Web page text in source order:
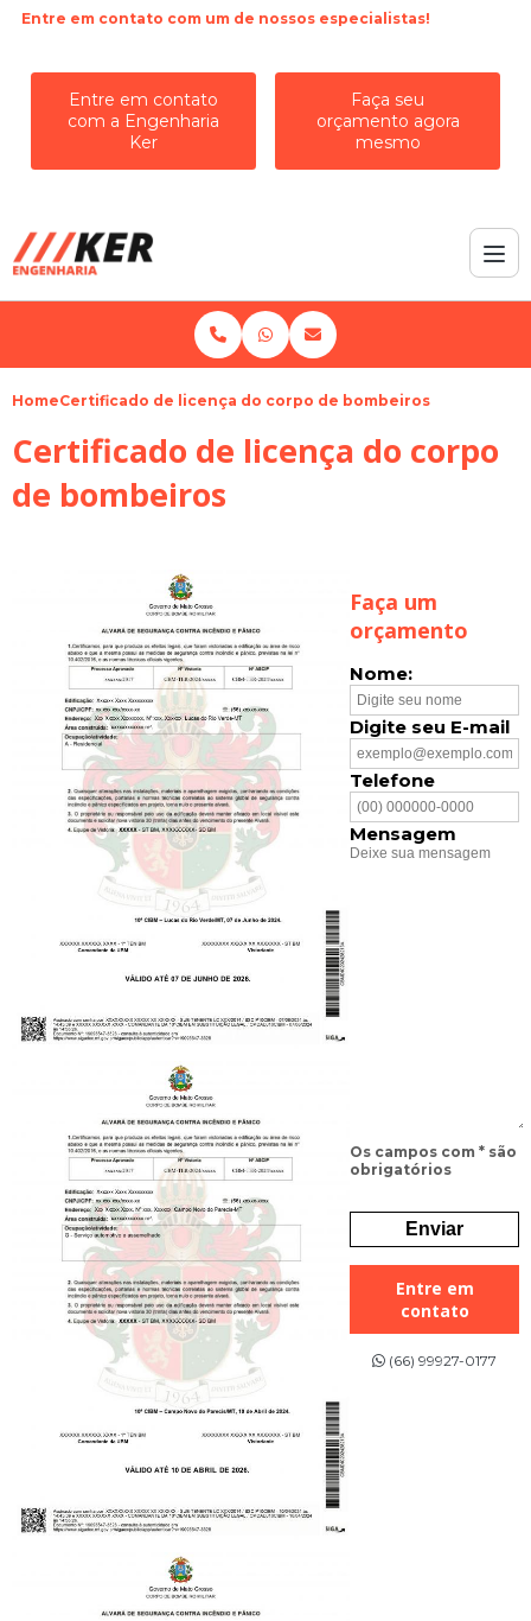
Entre em contato com um de nossos especialistas!
Entre em contato
com a Engenharia
Ker
Faça seu
orçamento agora
mesmo
HomeCertificado de licença do corpo de bombeiros
Certificado de licença do corpo
de bombeiros
Faça um
orçamento
Nome:
Digite seu E-mail
Telefone
Mensagem
Os campos com * são
obrigatórios
Entre em
contato
(66) 99927-0177